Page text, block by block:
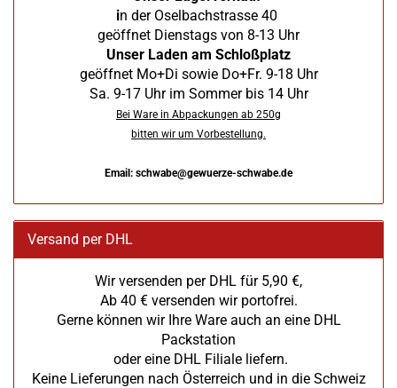
in der Oselbachstrasse 40
geöffnet Dienstags von 8-13 Uhr
Unser Laden am Schloßplatz
geöffnet Mo+Di sowie Do+Fr. 9-18 Uhr
Sa. 9-17 Uhr im Sommer bis 14 Uhr
Bei Ware in Abpackungen ab 250g
bitten wir um Vorbestellung.
Email: schwabe@gewuerze-schwabe.de
Versand per DHL
Wir versenden per DHL für 5,90 €,
Ab 40 € versenden wir portofrei.
Gerne können wir Ihre Ware auch an eine DHL
Packstation
oder eine DHL Filiale liefern.
Keine Lieferungen nach Österreich und in die Schweiz